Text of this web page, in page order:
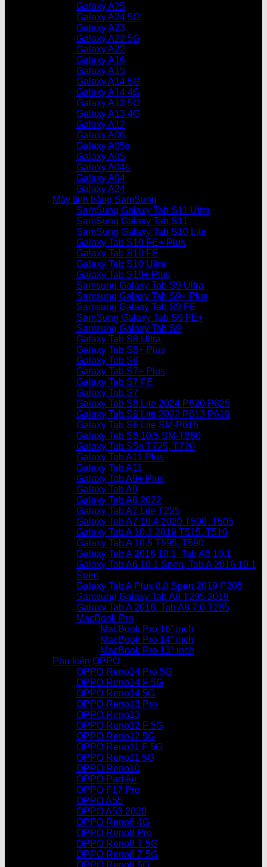
Galaxy A25
Galaxy A24 5G
Galaxy A23
Galaxy A22 5G
Galaxy A22
Galaxy A16
Galaxy A15
Galaxy A14 5G
Galaxy A14 4G
Galaxy A13 5G
Galaxy A13 4G
Galaxy A12
Galaxy A06
Galaxy A05s
Galaxy A05
Galaxy A04s
Galaxy A04
Galaxy A24
Máy tính bảng SamSung
SamSung Galaxy Tab S11 Ultra
SamSung Galaxy Tab S11
SamSung Galaxy Tab S10 Lite
Galaxy Tab S10 FE+ Plus
Galaxy Tab S10 FE
Galaxy Tab S10 Ultra
Galaxy Tab S10+ Plus
Samsung Galaxy Tab S9 Ultra
Samsung Galaxy Tab S9+ Plus
Samsung Galaxy Tab S9 FE
SamSung Galaxy Tab S9 FE+
Samsung Galaxy Tab S9
Galaxy Tab S8 Ultra
Galaxy Tab S8+ Plus
Galaxy Tab S8
Galaxy Tab S7+ Plus
Galaxy Tab S7 FE
Galaxy Tab S7
Galaxy Tab S6 Lite 2024 P620 P625
Galaxy Tab S6 Lite 2022 P613 P619
Galaxy Tab S6 Lite SM-P615
Galaxy Tab S6 10.5 SM-T860
Galaxy Tab S5e T725, T720
Galaxy Tab A11 Plus
Galaxy Tab A11
Galaxy Tab A9+ Plus
Galaxy Tab A9
Galaxy Tab A8 2022
Galaxy Tab A7 Lite T225
Galaxy Tab A7 10.4 2020 T500, T505
Galaxy Tab A 10.1 2019 T515, T510
Galaxy Tab A 10.5 T595, T590
Galaxy Tab A 2016 10.1, Tab A6 10.1
Galaxy Tab A6 10.1 Spen, Tab A 2016 10.1
Spen
Galaxy Tab A Plus 8.0 Spen 2019 P205
Samsung Galaxy Tab A8 T295 2019
Galaxy Tab A 2016, Tab A6 7.0 T285
MacBook Pro
MacBook Pro 16” inch
MacBook Pro 14” inch
MacBook Pro 13″ inch
Phụ kiện OPPO
OPPO Reno14 Pro 5G
OPPO Reno14 F 5G
OPPO Reno14 5G
OPPO Reno13 Pro
OPPO Reno13
OPPO Reno12 F 5G
OPPO Reno12 5G
OPPO Reno11 F 5G
OPPO Reno11 5G
OPPO Reno10
OPPO Pad Air
OPPO F17 Pro
OPPO A55
OPPO A53 2020
OPPO Reno8 4G
OPPO Reno8 Pro
OPPO Reno8 T 5G
OPPO Reno8 Z 5G
OPPO Reno8 5G